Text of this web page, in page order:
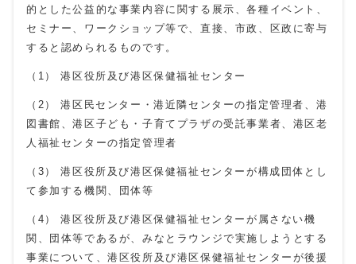
的とした公益的な事業内容に関する展示、各種イベント、
セミナー、ワークショップ等で、直接、市政、区政に寄与
すると認められるものです。
（1） 港区役所及び港区保健福祉センター
（2） 港区民センター・港近隣センターの指定管理者、港
図書館、港区子ども・子育てプラザの受託事業者、港区老
人福祉センターの指定管理者
（3） 港区役所及び港区保健福祉センターが構成団体とし
て参加する機関、団体等
（4） 港区役所及び港区保健福祉センターが属さない機
関、団体等であるが、みなとラウンジで実施しようとする
事業について、港区役所及び港区保健福祉センターが後援